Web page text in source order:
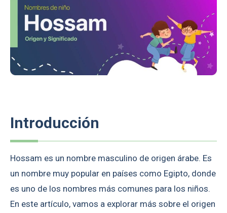
Introducción
Hossam es un nombre masculino de origen árabe. Es
un nombre muy popular en países como Egipto, donde
es uno de los nombres más comunes para los niños.
En este artículo, vamos a explorar más sobre el origen